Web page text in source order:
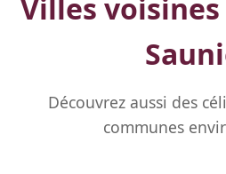
Villes voisines
Découvrez aussi des
communes